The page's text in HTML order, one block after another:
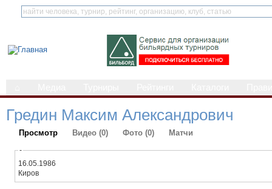
Гредин Максим Александрович
Просмотр Видео (0) Фото (0) Матчи
-
16.05.1986
Киров